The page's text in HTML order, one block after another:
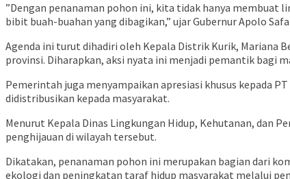
​”Dengan penanaman pohon ini, kita tidak hanya membuat
bibit buah-buahan yang dibagikan,” ujar Gubernur Apolo
​Agenda ini turut dihadiri oleh Kepala Distrik Kurik, Mariana
provinsi. Diharapkan, aksi nyata ini menjadi pemantik bagi
​Pemerintah juga menyampaikan apresiasi khusus kepada
didistribusikan kepada masyarakat.
Menurut Kepala Dinas Lingkungan Hidup, Kehutanan, dan
penghijauan di wilayah tersebut.
​Dikatakan, penanaman pohon ini merupakan bagian dari
ekologi dan peningkatan taraf hidup masyarakat melalui